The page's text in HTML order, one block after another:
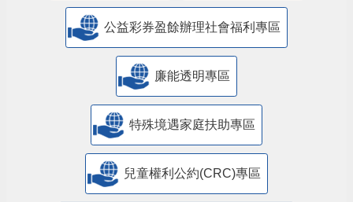
公益彩券盈餘辦理社會福利專區
廉能透明專區
特殊境遇家庭扶助專區
兒童權利公約(CRC)專區